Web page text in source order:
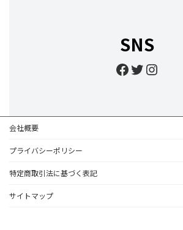
SNS
Facebook
Twitter
会社概要
プライバシーポリシー
特定商取引法に基づく表記
サイトマップ